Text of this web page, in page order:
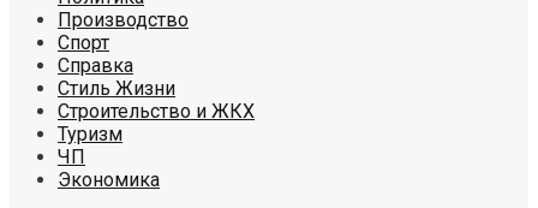
Производство
Спорт
Справка
Стиль Жизни
Строительство и ЖКХ
Туризм
ЧП
Экономика